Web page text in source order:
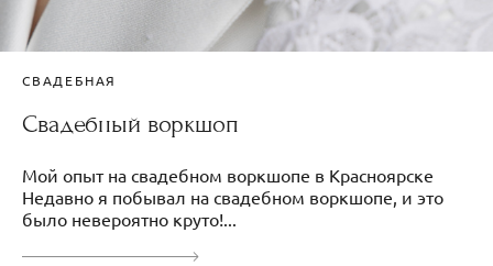
СВАДЕБНАЯ
Свадебный воркшоп
Мой опыт на свадебном воркшопе в Красноярске
Недавно я побывал на свадебном воркшопе, и это
было невероятно круто!...